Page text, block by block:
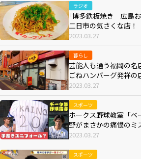
ラジオ
｢博多鉄板焼き 広島
二日市の気さくな店
2023.03.27
暮らし
芸能人も通う福岡の名
ごねハンバーグ発祥の
2023.03.27
スポーツ
ホークス野球教室「
野がまさかの痛恨のミ
2023.03.27
スポーツ